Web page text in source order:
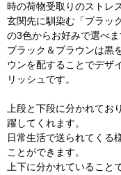
時の荷物受取りのストレ
玄関先に馴染む「ブラッ
の3色からお好みで選べま
ブラック＆ブラウンは黒
ウンを配することでデザ
リッシュです。
上段と下段に分かれてお
躍してくれます。
日常生活で送られてくる
ことができます。
上下に分かれていること